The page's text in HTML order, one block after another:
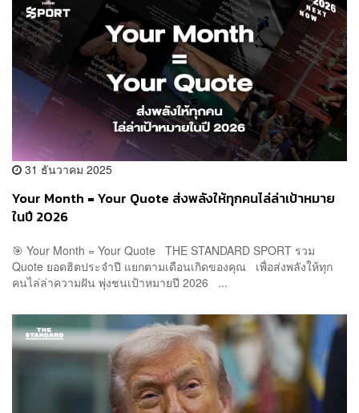
31 ธันวาคม 2025
Your Month = Your Quote ส่งพลังให้ทุกคนไล่ล่าเป้าหมาย
ในปี 2026
🎯 Your Month = Your Quote THE STANDARD SPORT รวม
Quote ยอดฮิตประจำปี แยกตามเดือนเกิดของคุณ เพื่อส่งพลังให้ทุก
คนไล่ล่าความฝัน พุ่งชนเป้าหมายปี 2026 ...